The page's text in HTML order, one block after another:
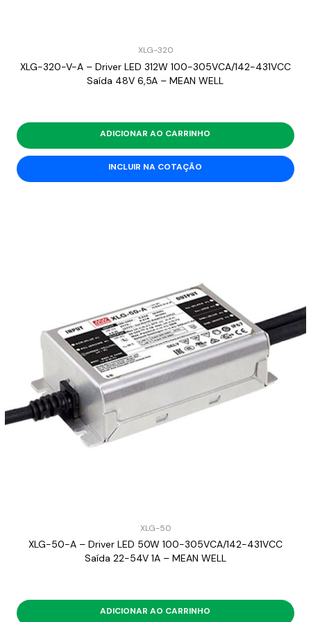
XLG-320
XLG-320-V-A – Driver LED 312W 100-305VCA/142-431VCC
Saída 48V 6,5A – MEAN WELL
ADICIONAR AO CARRINHO
INCLUIR NA COTAÇÃO
XLG-50
XLG-50-A – Driver LED 50W 100-305VCA/142-431VCC
Saída 22-54V 1A – MEAN WELL
ADICIONAR AO CARRINHO